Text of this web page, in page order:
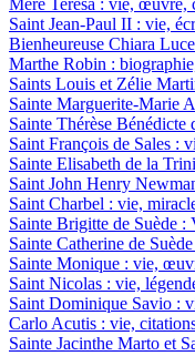
Mère Teresa : vie, œuvre,
Saint Jean-Paul II : vie,
Bienheureuse Chiara
Marthe Robin :
Saints Louis et Zélie
Sainte Marguerite-Marie
Sainte Thérèse
Saint François de Sales :
Sainte Elisabeth de la
Saint John Henry
Saint Charbel : vie,
Sainte Brigitte de Suède :
Sainte Catherine de
Sainte Monique : vie,
Saint Nicolas : vie,
Saint Dominique Savio :
Carlo Acutis : vie,
Sainte Jacinthe Marto et